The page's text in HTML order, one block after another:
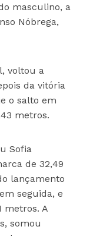
masculino, a
Nóbrega,
voltou a
da vitória
o salto em
metros.
Sofia
de 32,49
lançamento
seguida, e
metros. A
somou